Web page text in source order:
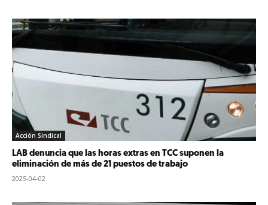
Acción Sindical
LAB denuncia que las horas extras en TCC suponen la
eliminación de más de 21 puestos de trabajo
2025-04-02